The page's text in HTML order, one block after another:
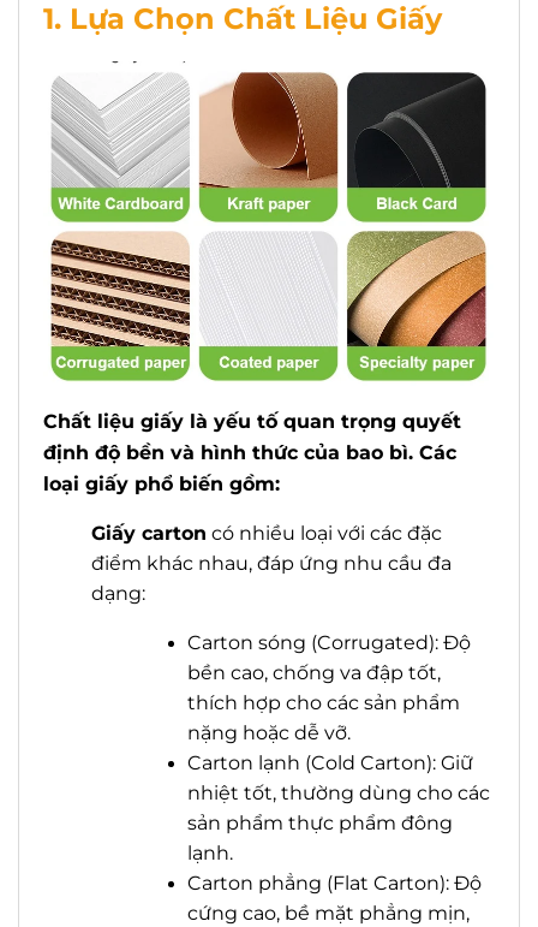
1. Lựa Chọn Chất Liệu Giấy
Chất liệu giấy là yếu tố quan trọng quyết
định độ bền và hình thức của bao bì. Các
loại giấy phổ biến gồm:
Giấy carton có nhiều loại với các đặc
điểm khác nhau, đáp ứng nhu cầu đa
dạng:
Carton sóng (Corrugated): Độ
bền cao, chống va đập tốt,
thích hợp cho các sản phẩm
nặng hoặc dễ vỡ.
Carton lạnh (Cold Carton): Giữ
nhiệt tốt, thường dùng cho các
sản phẩm thực phẩm đông
lạnh.
Carton phẳng (Flat Carton): Độ
cứng cao, bề mặt phẳng mịn,